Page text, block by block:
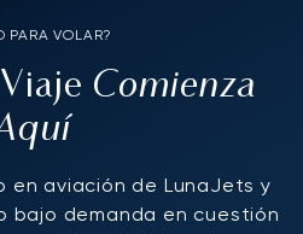
PARA VOLAR?
Comienza
en aviación de LunaJets y
bajo demanda en cuestión